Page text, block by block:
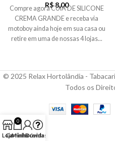
R$8,00
Compre agora CUIA DE SILICONE
CREMA GRANDE e receba via
motoboy ainda hoje em sua casa ou
retire em uma de nossas 4 lojas...
© 2025 Relax Hortolândia -
Todos os
Loja
0
Carrinho
Minha conta
Dúvidas?